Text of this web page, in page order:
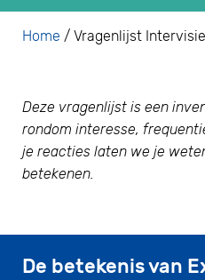
Home / Vragenlijst
Deze vragenlijst is een
rondom interesse,
je reacties laten we je
betekenen.
De betekenis van